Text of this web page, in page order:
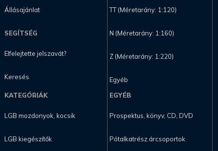
Állásajánlat
SEGÍTSÉG
Elfelejtette jelszavát?
Keresés
TT (Méretarány: 1:120)
N (Méretarány: 1:160)
Z (Méretarány: 1:220)
Egyéb
KATEGÓRIÁK
LGB mozdonyok, kocsik
LGB kiegészítők
EGYÉB
Prospektus, könyv, CD, DVD
Pótalkatrész árcsoportok